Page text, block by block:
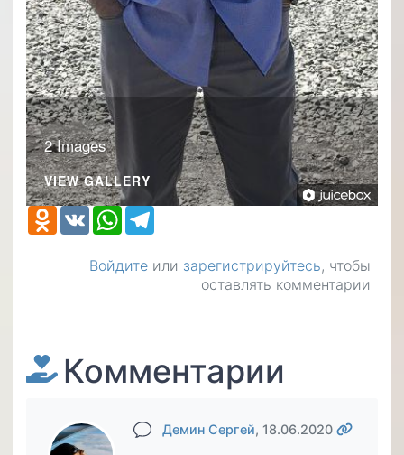
2 Images
VIEW GALLERY
Odnoklassniki
VK WhatsApp
Войдите или зарегистрируйтесь, чтобы
оставлять комментарии
Комментарии
Демин Сергей, 18.06.2020